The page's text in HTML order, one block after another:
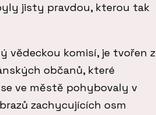
jisty pravdou, kterou tak
vědeckou komisí, je tvořen z
občanů, které
ve městě pohybovaly v
zachycujících osm